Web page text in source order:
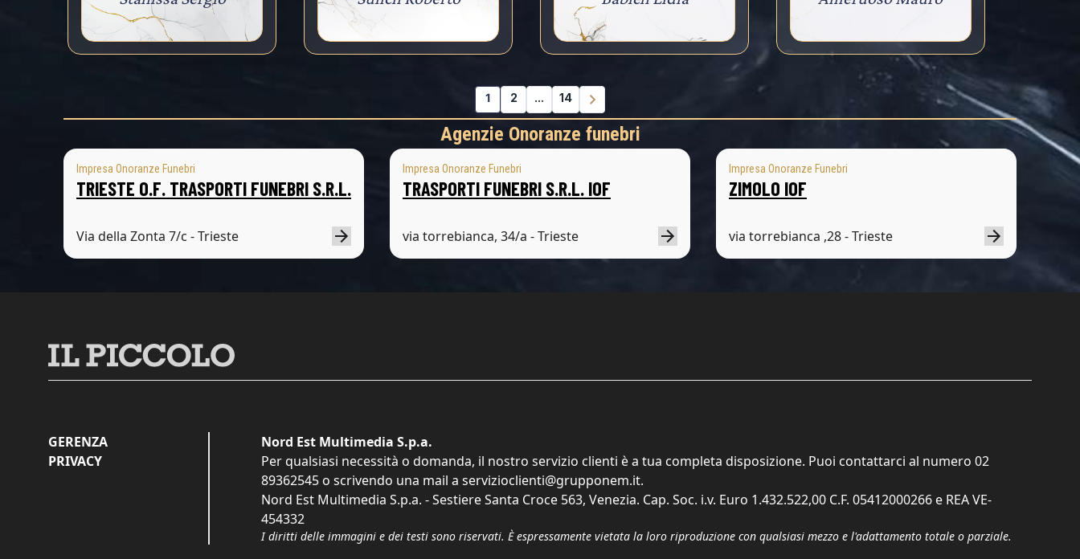
1 2 ... 14
Agenzie Onoranze funebri
Impresa Onoranze Funebri
TRIESTE O.F. TRASPORTI FUNEBRI S.R.L.
Via della Zonta 7/c - Trieste
Impresa Onoranze Funebri
TRASPORTI FUNEBRI S.R.L. IOF
via torrebianca, 34/a - Trieste
Impresa Onoranze Funebri
ZIMOLO IOF
via torrebianca ,28 - Trieste
GERENZA
PRIVACY
Nord Est Multimedia S.p.a.
Per qualsiasi necessità o domanda, il nostro servizio clienti è a tua completa disposizione. Puoi contattarci al numero 02
89362545 o scrivendo una mail a servizioclienti@grupponem.it.
Nord Est Multimedia S.p.a. - Sestiere Santa Croce 563, Venezia. Cap. Soc. i.v. Euro 1.432.522,00 C.F. 05412000266 e REA VE-
454332
I diritti delle immagini e dei testi sono riservati. È espressamente vietata la loro riproduzione con qualsiasi mezzo e l'adattamento totale o parziale.